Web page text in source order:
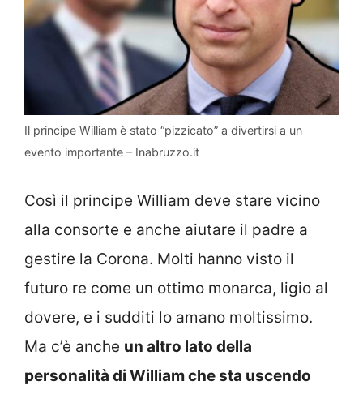
Il principe William è stato “pizzicato” a divertirsi a un
evento importante – Inabruzzo.it
Così il principe William deve stare vicino
alla consorte e anche aiutare il padre a
gestire la Corona. Molti hanno visto il
futuro re come un ottimo monarca, ligio al
dovere, e i sudditi lo amano moltissimo.
Ma c’è anche un altro lato della
personalità di William che sta uscendo